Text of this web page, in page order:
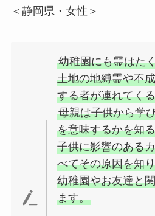
＜静岡県・女性＞
幼稚園にも霊はた
土地の地縛霊や不
する者が連れてく
母親は子供から学
を意味するかを知
子供に影響のある
べてその原因を知
幼稚園やお友達と
ます。